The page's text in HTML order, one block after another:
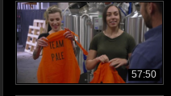
57:50